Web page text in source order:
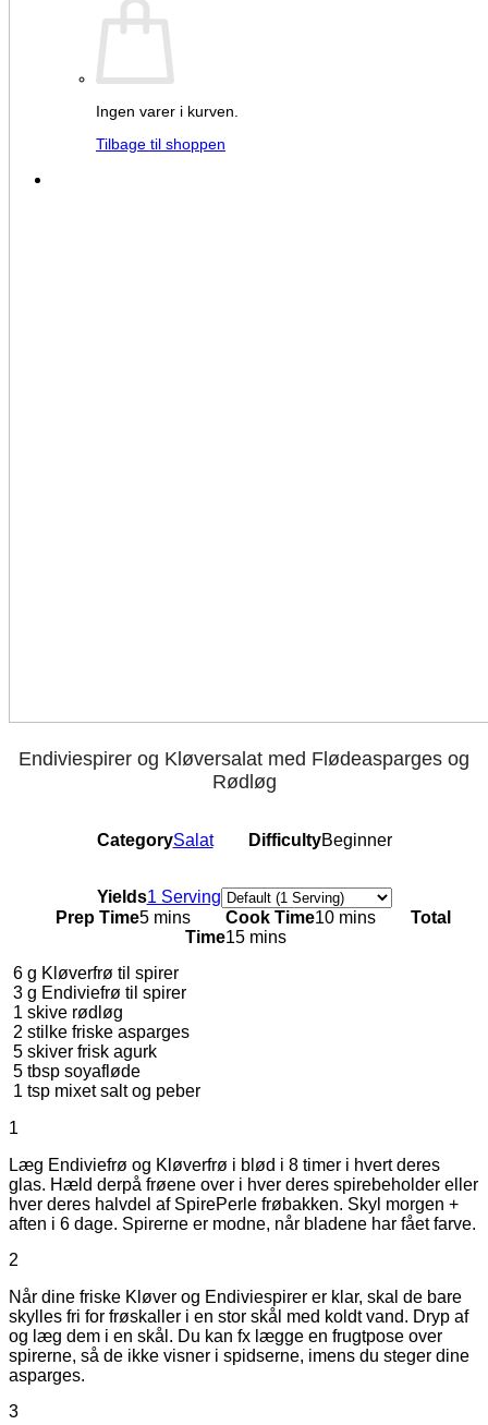
Ingen varer i kurven.
Tilbage til shoppen
Endiviespirer og Kløversalat med Flødeasparges og
Rødløg
CategorySalat DifficultyBeginner
Yields1 ServingServings
Prep Time5 mins Cook Time10 mins
Total
Time15 mins
6 g Kløverfrø til spirer
3 g Endiviefrø til spirer
1 skive rødløg
2 stilke friske asparges
5 skiver frisk agurk
5 tbsp soyafløde
1 tsp mixet salt og peber
1
Læg Endiviefrø og Kløverfrø i blød i 8 timer i hvert deres
glas. Hæld derpå frøene over i hver deres spirebeholder eller
hver deres halvdel af SpirePerle frøbakken. Skyl morgen +
aften i 6 dage. Spirerne er modne, når bladene har fået farve.
2
Når dine friske Kløver og Endiviespirer er klar, skal de bare
skylles fri for frøskaller i en stor skål med koldt vand. Dryp af
og læg dem i en skål. Du kan fx lægge en frugtpose over
spirerne, så de ikke visner i spidserne, imens du steger dine
asparges.
3